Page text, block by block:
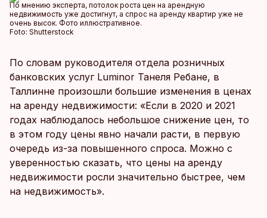
По мнению эксперта, потолок роста цен на арендную
недвижимость уже достигнут, а спрос на аренду квартир уже не
очень высок. Фото иллюстративное.
Foto: Shutterstock
По словам руководителя отдела розничных
банковских услуг Luminor Танеля Ребане, в
Таллинне произошли большие изменения в ценах
на аренду недвижимости: «Если в 2020 и 2021
годах наблюдалось небольшое снижение цен, то
в этом году цены явно начали расти, в первую
очередь из-за повышенного спроса. Можно с
уверенностью сказать, что цены на аренду
недвижимости росли значительно быстрее, чем
на недвижимость».